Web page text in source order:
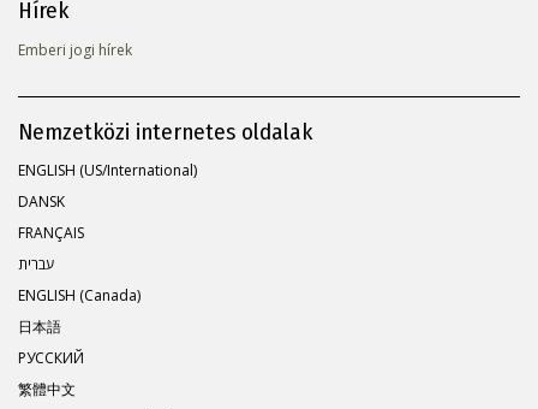
Hírek
Emberi jogi hírek
Nemzetközi internetes oldalak
ENGLISH (US/International)
DANSK
FRANÇAIS
עברית
ENGLISH (Canada)
日本語
РУССКИЙ
繁體中文